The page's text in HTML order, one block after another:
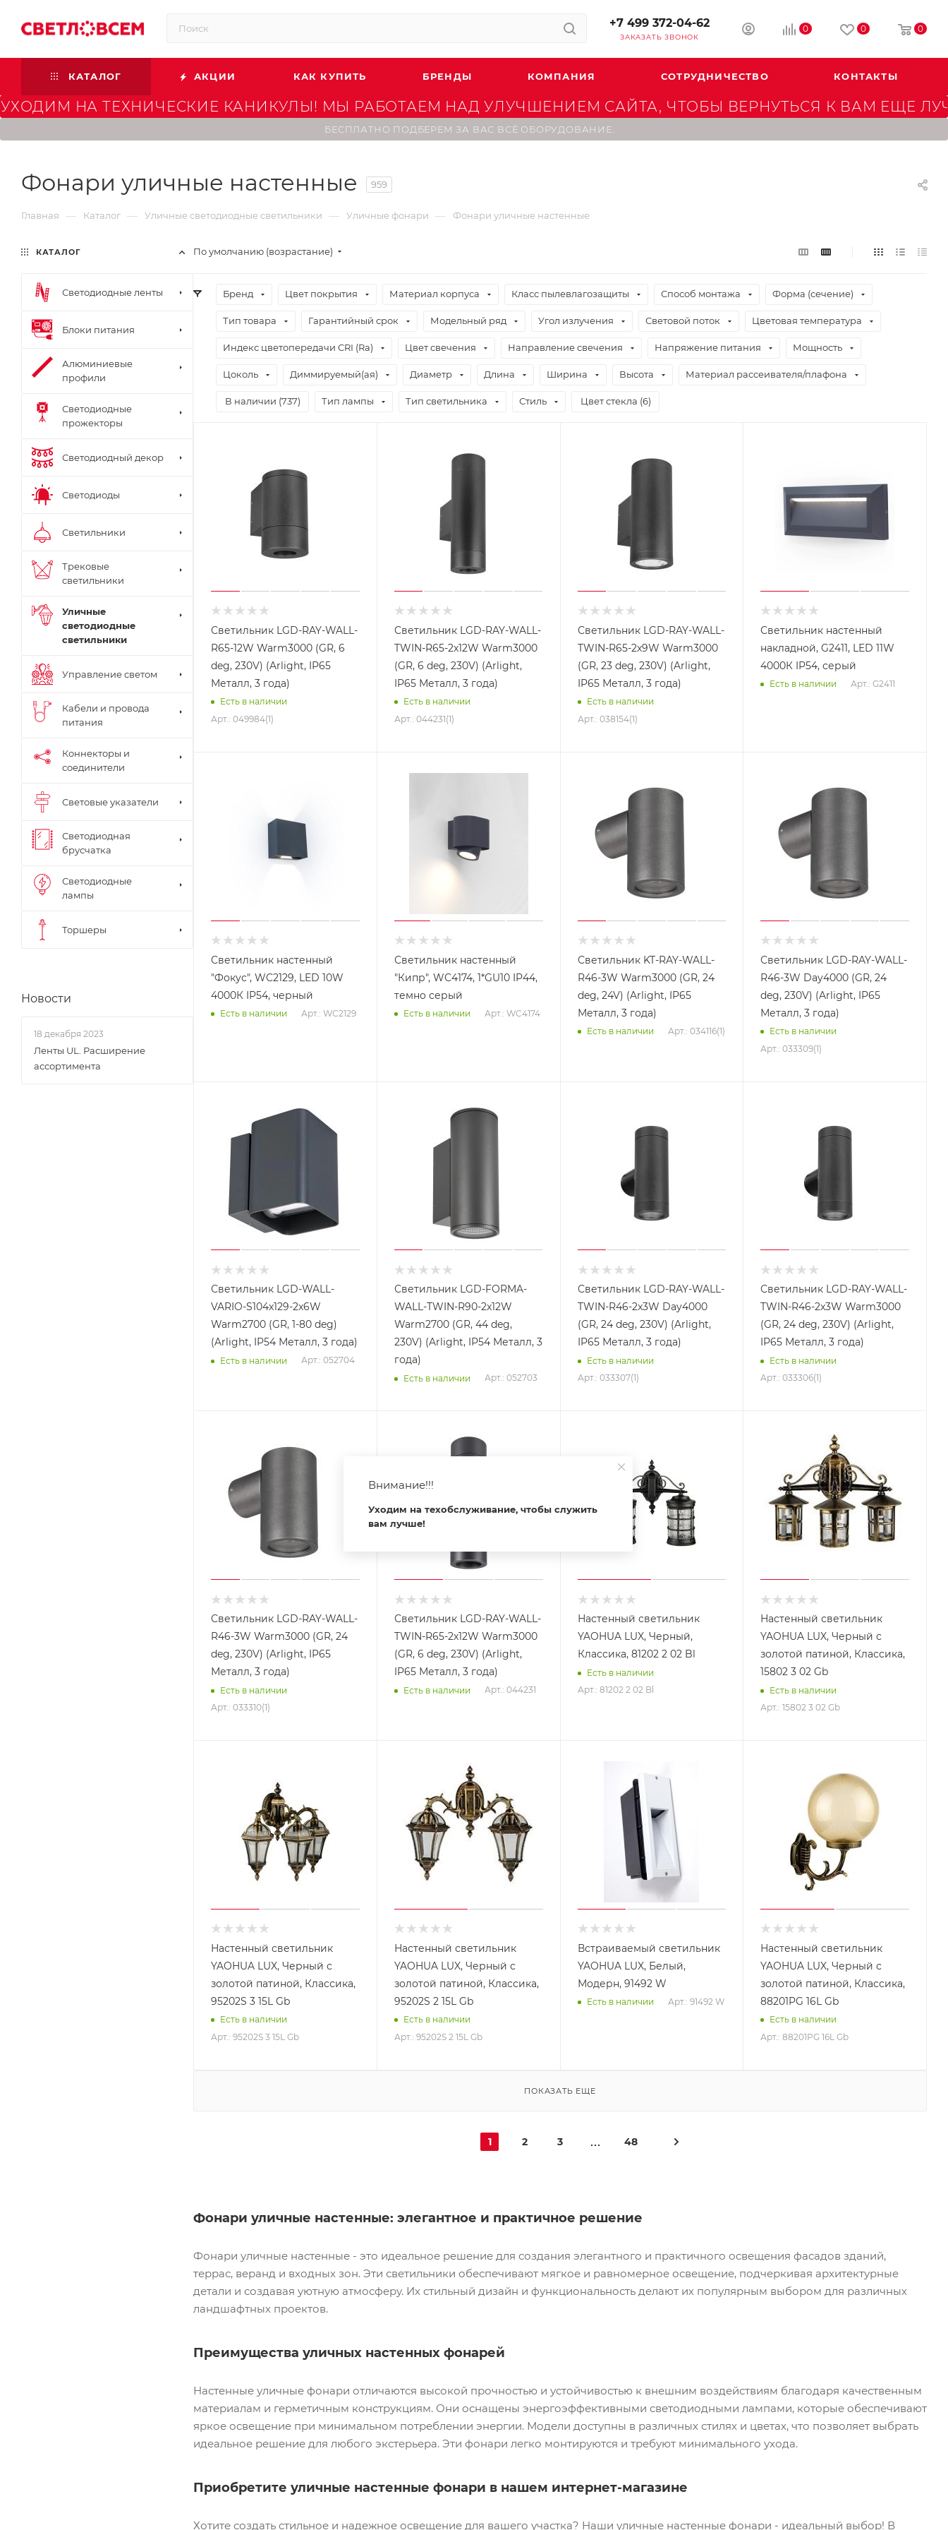
+7 499 372-04-62
ЗАКАЗАТЬ ЗВОНОК
0 0 0
КАТАЛОГ АКЦИИ КАК КУПИТЬ БРЕНДЫ КОМПАНИЯ СОТРУДНИЧЕСТВО КОНТАКТЫ
УХОДИМ НА ТЕХНИЧЕСКИЕ КАНИКУЛЫ! МЫ РАБОТАЕМ НАД УЛУЧШЕНИЕМ САЙТА, ЧТОБЫ ВЕРНУТЬСЯ К ВАМ ЕЩЕ
БЕСПЛАТНО ПОДБЕРЕМ ЗА ВАС ВСЁ ОБОРУДОВАНИЕ.
Фонари уличные настенные 959
Главная — Каталог — Уличные светодиодные светильники — Уличные фонари — Фонари уличные настенные
По умолчанию (возрастание)
Бренд Цвет покрытия Материал корпуса Класс пылевлагозащиты Способ монтажа Форма (сечение)
Тип товара Гарантийный срок Модельный ряд Угол излучения Световой поток Цветовая температура
Индекс цветопередачи CRI (Ra) Цвет свечения Направление свечения Напряжение питания Мощность
Цоколь Диммируемый(ая) Диаметр Длина Ширина Высота Материал рассеивателя/плафона
В наличии (737) Тип лампы Тип светильника Стиль Цвет стекла (6)
Светильник LGD-RAY-WALL-
R65-12W Warm3000 (GR, 6
deg, 230V) (Arlight, IP65
Металл, 3 года)
Есть в наличии
Арт.: 049984(1)
Светильник LGD-RAY-WALL-
TWIN-R65-2x12W Warm3000
(GR, 6 deg, 230V) (Arlight,
IP65 Металл, 3 года)
Есть в наличии
Арт.: 044231(1)
Светильник LGD-RAY-WALL-
TWIN-R65-2x9W Warm3000
(GR, 23 deg, 230V) (Arlight,
IP65 Металл, 3 года)
Есть в наличии
Арт.: 038154(1)
Светильник наcтенный
накладной, G2411, LED 11W
4000К IP54, серый
Есть в наличии Арт.: G2411
Светильник наcтенный
"Фокус", WC2129, LED 10W
4000К IP54, черный
Есть в наличии Арт.: WC2129
Светильник наcтенный
"Кипр", WC4174, 1*GU10 IP44,
темно серый
Есть в наличии Арт.: WC4174
Светильник KT-RAY-WALL-
R46-3W Warm3000 (GR, 24
deg, 24V) (Arlight, IP65
Металл, 3 года)
Есть в наличии Арт.: 034116(1)
Светильник LGD-RAY-WALL-
R46-3W Day4000 (GR, 24
deg, 230V) (Arlight, IP65
Металл, 3 года)
Есть в наличии
Арт.: 033309(1)
Светильник LGD-WALL-
VARIO-S104x129-2x6W
Warm2700 (GR, 1-80 deg)
(Arlight, IP54 Металл, 3 года)
Есть в наличии Арт.: 052704
Светильник LGD-FORMA-
WALL-TWIN-R90-2x12W
Warm2700 (GR, 44 deg,
230V) (Arlight, IP54 Металл, 3
года)
Есть в наличии Арт.: 052703
Светильник LGD-RAY-WALL-
TWIN-R46-2x3W Day4000
(GR, 24 deg, 230V) (Arlight,
IP65 Металл, 3 года)
Есть в наличии
Арт.: 033307(1)
Светильник LGD-RAY-WALL-
TWIN-R46-2x3W Warm3000
(GR, 24 deg, 230V) (Arlight,
IP65 Металл, 3 года)
Есть в наличии
Арт.: 033306(1)
Светильник LGD-RAY-WALL-
R46-3W Warm3000 (GR, 24
deg, 230V) (Arlight, IP65
Металл, 3 года)
Есть в наличии
Арт.: 033310(1)
Светильник LGD-RAY-WALL-
TWIN-R65-2x12W Warm3000
(GR, 6 deg, 230V) (Arlight,
IP65 Металл, 3 года)
Есть в наличии Арт.: 044231
Настенный светильник
YAOHUA LUX, Черный,
Классика, 81202 2 02 Bl
Есть в наличии
Арт.: 81202 2 02 Bl
Настенный светильник
YAOHUA LUX, Черный с
золотой патиной, Классика,
15802 3 02 Gb
Есть в наличии
Арт.: 15802 3 02 Gb
Настенный светильник
YAOHUA LUX, Черный с
золотой патиной, Классика,
95202S 3 15L Gb
Есть в наличии
Арт.: 95202S 3 15L Gb
Настенный светильник
YAOHUA LUX, Черный с
золотой патиной, Классика,
95202S 2 15L Gb
Есть в наличии
Арт.: 95202S 2 15L Gb
Встраиваемый светильник
YAOHUA LUX, Белый,
Модерн, 91492 W
Есть в наличии Арт.: 91492 W
Настенный светильник
YAOHUA LUX, Черный с
золотой патиной, Классика,
88201PG 16L Gb
Есть в наличии
Арт.: 88201PG 16L Gb
ПОКАЗАТЬ ЕЩЕ
1 2 3 48
Фонари уличные настенные: элегантное и практичное решение
Фонари уличные настенные - это идеальное решение для создания элегантного и практичного освещения фасадов зданий,
террас, веранд и входных зон. Эти светильники обеспечивают мягкое и равномерное освещение, подчеркивая архитектурные
детали и создавая уютную атмосферу. Их стильный дизайн и функциональность делают их популярным выбором для различных
ландшафтных проектов.
Преимущества уличных настенных фонарей
Настенные уличные фонари отличаются высокой прочностью и устойчивостью к внешним воздействиям благодаря качественным
материалам и герметичным конструкциям. Они оснащены энергоэффективными светодиодными лампами, которые обеспечивают
яркое освещение при минимальном потреблении энергии. Модели доступны в различных стилях и цветах, что позволяет выбрать
идеальное решение для любого экстерьера. Эти фонари легко монтируются и требуют минимального ухода.
Приобретите уличные настенные фонари в нашем интернет-магазине
Хотите создать стильное и надежное освещение для вашего участка? Наши уличные настенные фонари - идеальный выбор! В
КАТАЛОГ
Светодиодные ленты
Блоки питания
Алюминиевые
профили
Светодиодные
прожекторы
Светодиодный декор
Светодиоды
Светильники
Трековые
светильники
Уличные
светодиодные
светильники
Управление светом
Кабели и провода
питания
Коннекторы и
соединители
Световые указатели
Светодиодная
брусчатка
Светодиодные
лампы
Торшеры
Новости
18 декабря 2023
Ленты UL. Расширение
ассортимента
Внимание!!!
Уходим на техобслуживание, чтобы служить
вам лучше!